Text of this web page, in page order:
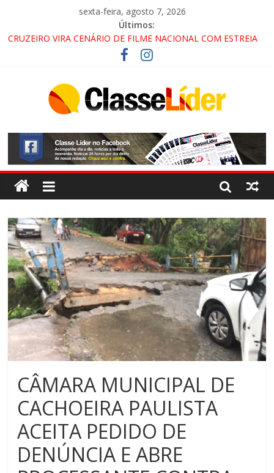
sexta-feira, agosto 7, 2026
Últimos:
CRUZEIRO VIRA CENÁRIO DE FILME NACIONAL COM ESTREIA
PROMOTOR DO GAECO
ACESSO À APARECIDA NA DUTRA SERÁ BLOQUEADO NO FIM
ALTERNATIVAS
LORENA, PINDAMONHANGABA E QUELUZ NA RETA FINAL
PELA FÁBRICA DA COCA-COLA!
CÂMARA MUNICIPAL DE
CACHOEIRA PAULISTA
ACEITA PEDIDO DE
DENÚNCIA E ABRE